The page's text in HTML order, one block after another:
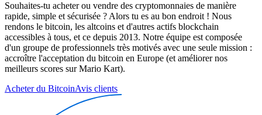
Souhaites-tu acheter ou vendre des cryptomonnaies de manière
rapide, simple et sécurisée ? Alors tu es au bon endroit ! Nous
rendons le bitcoin, les altcoins et d'autres actifs blockchain
accessibles à tous, et ce depuis 2013. Notre équipe est composée
d'un groupe de professionnels très motivés avec une seule mission :
accroître l'acceptation du bitcoin en Europe (et améliorer nos
meilleurs scores sur Mario Kart).
Acheter du BitcoinAvis clients